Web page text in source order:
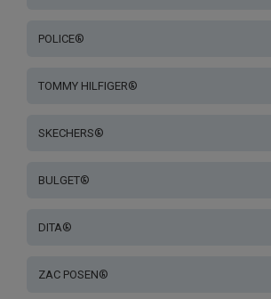
POLICE®
TOMMY HILFIGER®
SKECHERS®
BULGET®
DITA®
ZAC POSEN®